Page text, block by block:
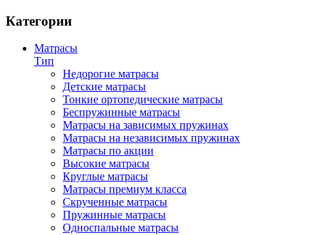
Категории
Матрасы
Тип
Недорогие матрасы
Детские матрасы
Тонкие ортопедические матрасы
Беспружинные матрасы
Матрасы на зависимых пружинах
Матрасы на независимых пружинах
Матрасы по акции
Высокие матрасы
Круглые матрасы
Матрасы премиум класса
Скрученные матрасы
Пружинные матрасы
Односпальные матрасы